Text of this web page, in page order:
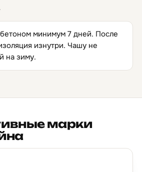
минимум 7 дней. После
изнутри. Чашу не
на зиму.
марки